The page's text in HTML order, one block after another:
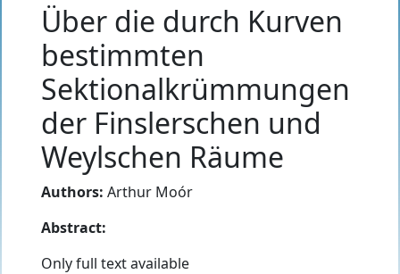
Über die durch Kurven
bestimmten
Sektionalkrümmungen
der Finslerschen und
Weylschen Räume
Authors: Arthur Moór
Abstract:
Only full text available